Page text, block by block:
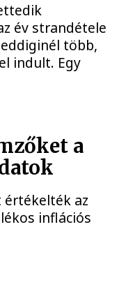
év strandétele
több,
indult. Egy
a
az
inflációs